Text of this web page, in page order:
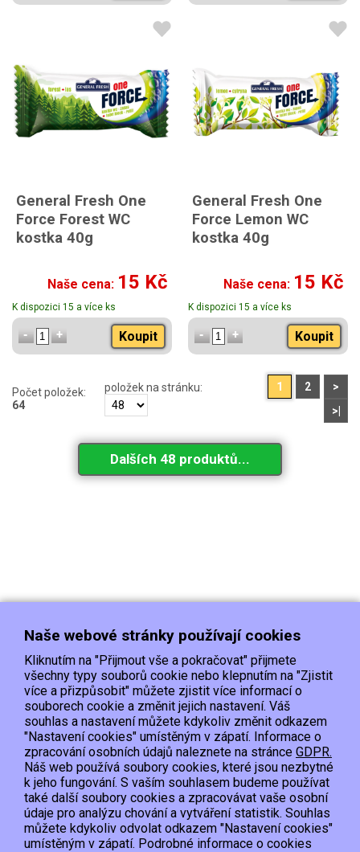
General Fresh One
Force Forest WC
kostka 40g
Naše cena: 15 Kč
K dispozici 15 a více ks
Koupit
General Fresh One
Force Lemon WC
kostka 40g
Naše cena: 15 Kč
K dispozici 15 a více ks
Koupit
Počet položek:
64
položek na stránku: 1 2
>
>|
Dalších 48 produktů...
Doprava Platba
Kontakt/Reklamace
Obchodní podmínky
Ochrana os.údajů
EET :Podle zákona o evidenci tržeb je prodávající povinen vystavit kupujícímu
Zároveň je povinen zaevidovat přijatou tržbu u správce daně online; v případě
technického výpadku pak nejpozději do 48 hodin.
Naše webové stránky používají cookies
Kliknutím na "Přijmout vše a pokračovat" přijmete
všechny typy souborů cookie nebo klepnutím na "Zjistit
více a přizpůsobit" můžete zjistit více informací o
souborech cookie a změnit jejich nastavení. Váš
souhlas a nastavení můžete kdykoliv změnit odkazem
"Nastavení cookies" umístěným v zápatí. Informace o
zpracování osobních údajů naleznete na stránce GDPR.
Náš web používá soubory cookies, které jsou nezbytné
k jeho fungování. S vaším souhlasem budeme používat
také další soubory cookies a zpracovávat vaše osobní
údaje pro analýzu chování a vytváření statistik. Souhlas
můžete kdykoliv odvolat odkazem "Nastavení cookies"
umístěným v zápatí. Podrobné informace o cookies